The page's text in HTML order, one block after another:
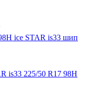
is33 225/50 R17 98H